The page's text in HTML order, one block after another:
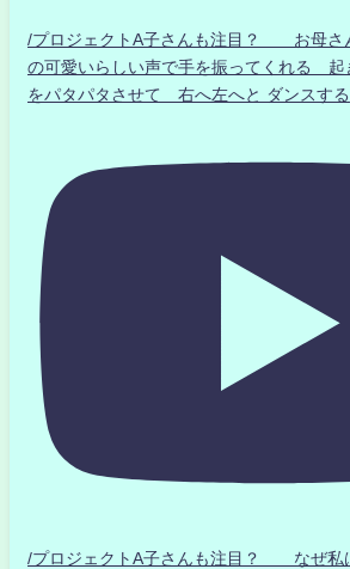
/プロジェクトA子さんも注目？ お母さ
の可愛いらしい声で手を振ってくれる 起
をパタパタさせて 右へ左へと ダンスする
/プロジェクトA子さんも注目？ なぜ私